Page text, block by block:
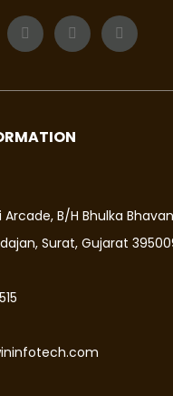
B/H Bhulka
Surat, Gujarat